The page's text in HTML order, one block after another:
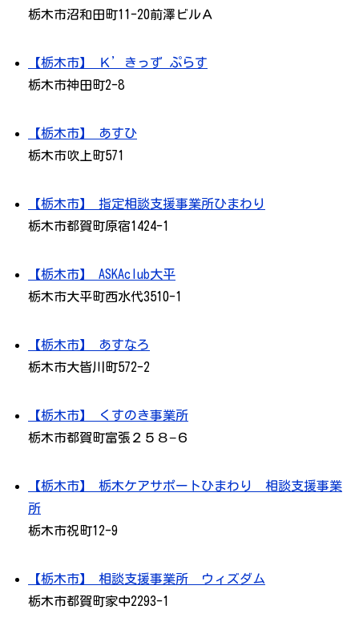
栃木市沼和田町11-20前澤ビルＡ
【栃木市】 Ｋ’きっず ぷらす
栃木市神田町2-8
【栃木市】 あすひ
栃木市吹上町571
【栃木市】 指定相談支援事業所ひまわり
栃木市都賀町原宿1424-1
【栃木市】 ASKAclub大平
栃木市大平町西水代3510-1
【栃木市】 あすなろ
栃木市大皆川町572-2
【栃木市】 くすのき事業所
栃木市都賀町富張２５８−６
【栃木市】 栃木ケアサポートひまわり 相談支援事業
所
栃木市祝町12-9
【栃木市】 相談支援事業所 ウィズダム
栃木市都賀町家中2293-1